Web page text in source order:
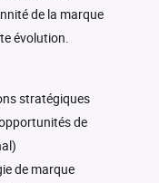
de la marque
évolution.
stratégiques
de
de marque